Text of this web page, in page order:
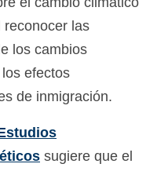
reconocer las
los cambios
efectos
de inmigración.
sugiere que el